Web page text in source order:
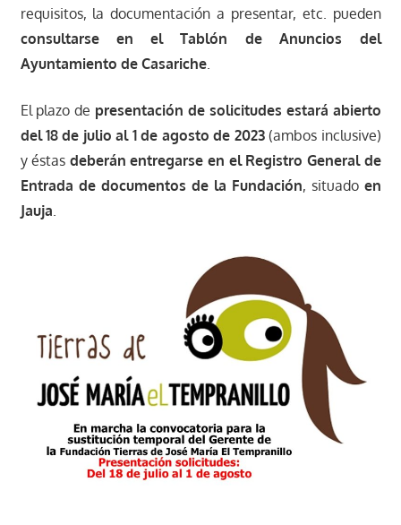
requisitos, la documentación a presentar, etc. pueden
consultarse en el Tablón de Anuncios del
Ayuntamiento de Casariche.
El plazo de presentación de solicitudes estará abierto
del 18 de julio al 1 de agosto de 2023(ambos inclusive)
y éstas deberán entregarse en el Registro General de
Entrada de documentos de la Fundación, situado en
Jauja.